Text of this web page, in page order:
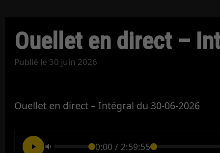
Ouellet en direct –
Publié le 30 juin 2026
Ouellet en direct – Intégral du 30-06-2026
0:00 / 2:59:55